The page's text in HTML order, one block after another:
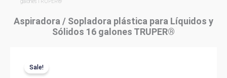
galones TRUPER®
Aspiradora / Sopladora plástica para Líquidos y
Sólidos 16 galones TRUPER®
Sale!